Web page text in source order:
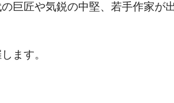
巨匠や気鋭の中堅、若手作家が
ます。